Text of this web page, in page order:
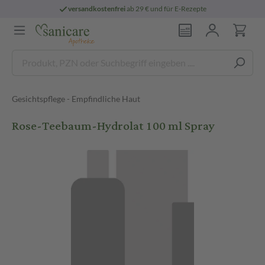
versandkostenfreiab 29 € und für E-Rezepte
Gesichtspflege - Empfindliche Haut
Rose-Teebaum-Hydrolat 100 ml Spray